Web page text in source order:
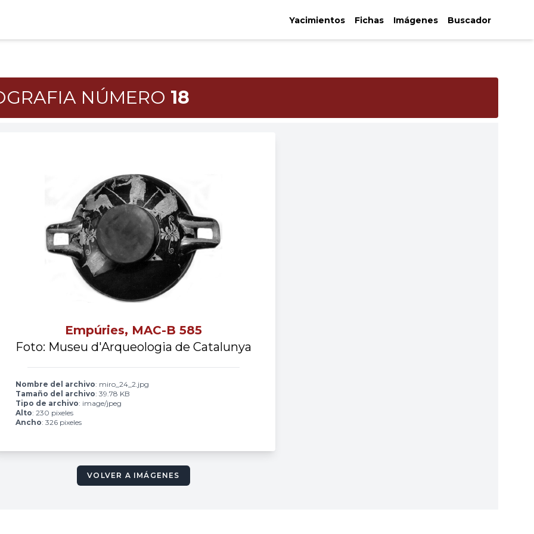
Yacimientos Fichas Imágenes Buscador
NÚMERO 18
Empúries, MAC-B 585
Foto: Museu d'Arqueologia de Catalunya
Nombre del archivo: miro_24_2.jpg
Tamaño del archivo: 39.78 KB
Tipo de archivo: image/jpeg
Alto: 230 pixeles
Ancho: 326 pixeles
VOLVER A IMÁGENES